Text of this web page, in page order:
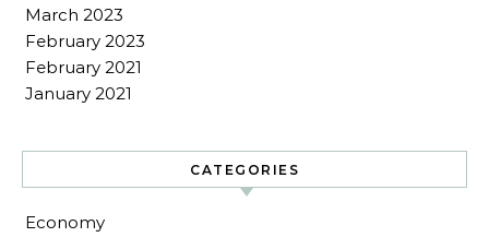
March 2023
February 2023
February 2021
January 2021
CATEGORIES
Economy